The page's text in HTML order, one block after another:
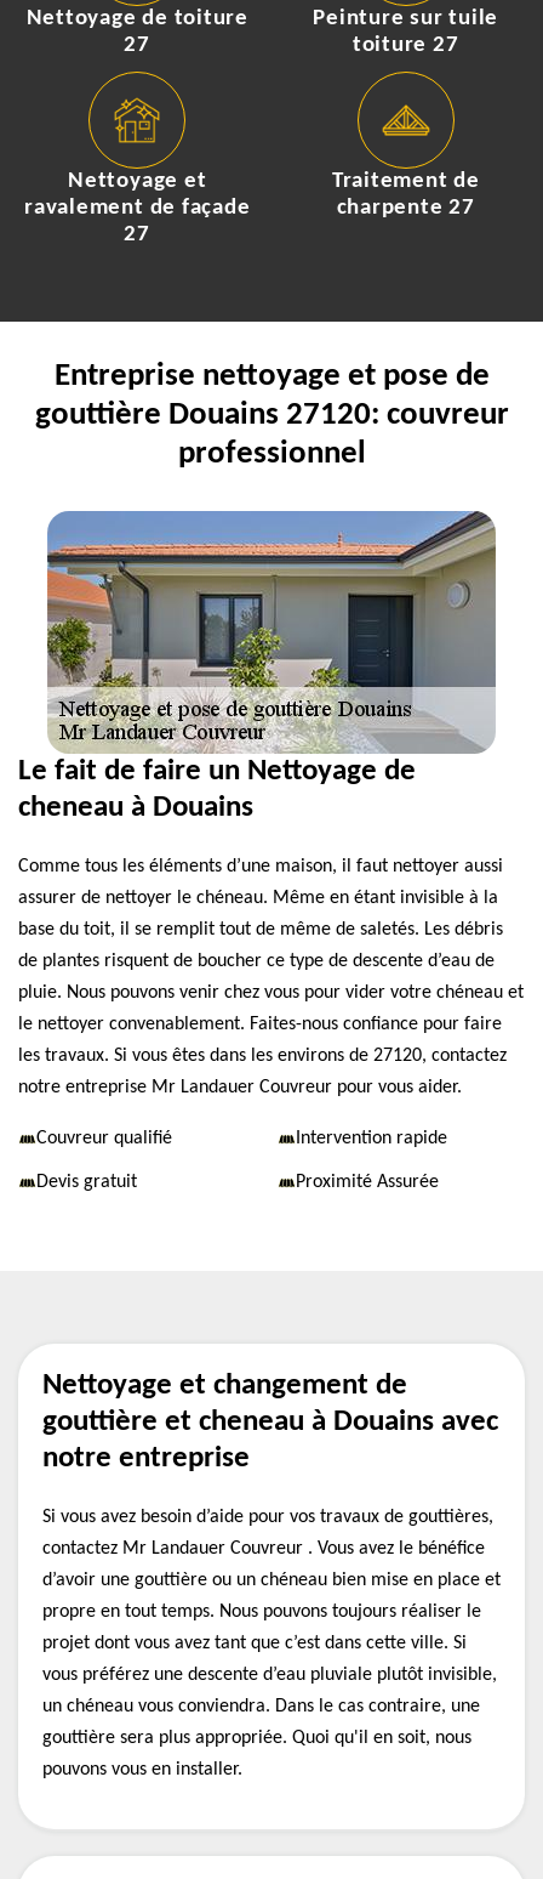
Nettoyage de toiture
27
Peinture sur tuile
toiture 27
Nettoyage et
ravalement de façade
27
Traitement de
charpente 27
Entreprise nettoyage et pose de
gouttière Douains 27120: couvreur
professionnel
Le fait de faire un Nettoyage de
cheneau à Douains
Comme tous les éléments d’une maison, il faut nettoyer aussi
assurer de nettoyer le chéneau. Même en étant invisible à la
base du toit, il se remplit tout de même de saletés. Les débris
de plantes risquent de boucher ce type de descente d’eau de
pluie. Nous pouvons venir chez vous pour vider votre chéneau et
le nettoyer convenablement. Faites-nous confiance pour faire
les travaux. Si vous êtes dans les environs de 27120, contactez
notre entreprise Mr Landauer Couvreur pour vous aider.
Couvreur qualifié Intervention rapide
Devis gratuit Proximité Assurée
Nettoyage et changement de
gouttière et cheneau à Douains avec
notre entreprise
Si vous avez besoin d’aide pour vos travaux de gouttières,
contactez Mr Landauer Couvreur . Vous avez le bénéfice
d’avoir une gouttière ou un chéneau bien mise en place et
propre en tout temps. Nous pouvons toujours réaliser le
projet dont vous avez tant que c’est dans cette ville. Si
vous préférez une descente d’eau pluviale plutôt invisible,
un chéneau vous conviendra. Dans le cas contraire, une
gouttière sera plus appropriée. Quoi qu'il en soit, nous
pouvons vous en installer.